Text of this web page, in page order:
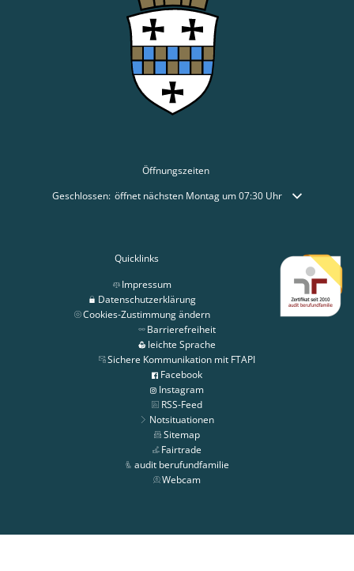
Öffnungszeiten
Klicken, um weitere Öffnungs- oder Schließzeiten auszublenden
Geschlossen: öffnet nächsten Montag um 07:30 Uhr
Quicklinks
Impressum
Datenschutzerklärung
Cookies-Zustimmung ändern
Barrierefreiheit
leichte Sprache
Sichere Kommunikation mit FTAPI
Facebook
Instagram
RSS-Feed
Notsituationen
Sitemap
Fairtrade
audit berufundfamilie
Webcam